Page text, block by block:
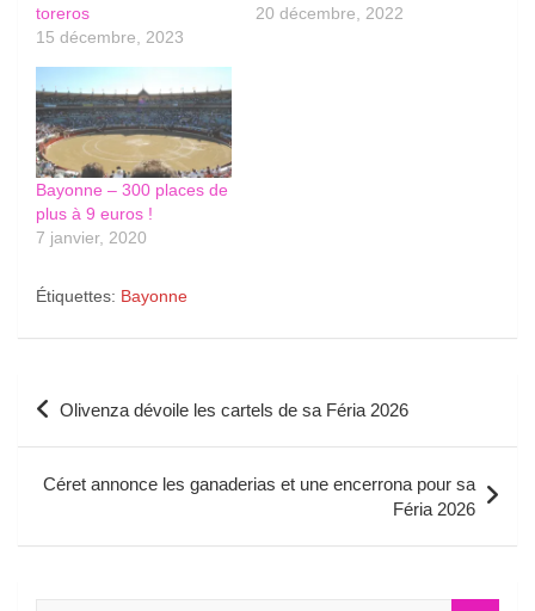
toreros
15 décembre, 2023
20 décembre, 2022
Bayonne – 300 places de
plus à 9 euros !
7 janvier, 2020
Étiquettes: Bayonne
Navigation
Olivenza dévoile les cartels de sa Féria 2026
Céret annonce les ganaderias et une encerrona pour sa
Féria 2026